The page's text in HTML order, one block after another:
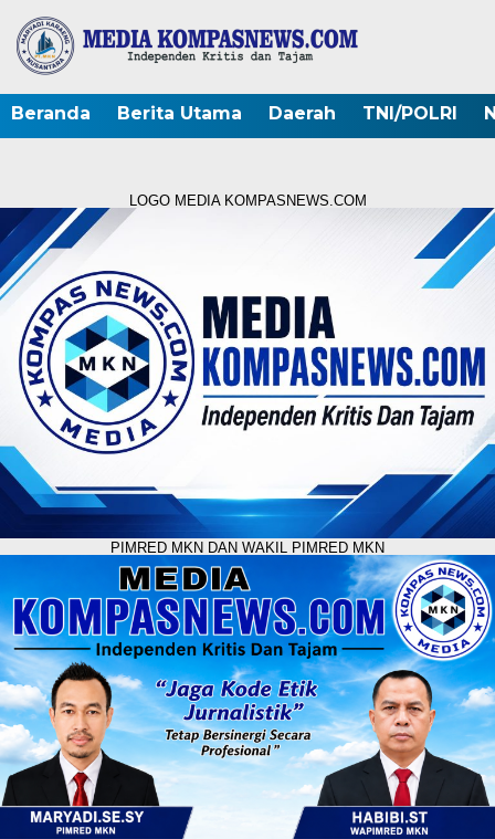
Beranda Berita Utama Daerah TNI/POLRI
LOGO MEDIA KOMPASNEWS.COM
PIMRED MKN DAN WAKIL PIMRED MKN